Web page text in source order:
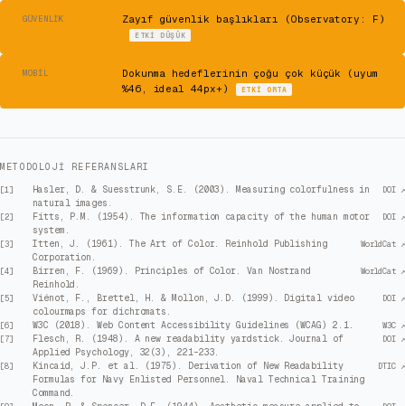
GÜVENLIK Zayıf güvenlik başlıkları (Observatory: F)
ETKI DÜŞÜK
MOBIL
Dokunma hedeflerinin çoğu çok küçük (uyum
%46, ideal 44px+)
ETKI ORTA
METODOLOJI REFERANSLARI
[1]
Hasler, D. & Suesstrunk, S.E. (2003). Measuring colorfulness in
natural images.
DOI ↗
[2]
Fitts, P.M. (1954). The information capacity of the human motor
system.
DOI ↗
[3]
Itten, J. (1961). The Art of Color. Reinhold Publishing
Corporation.
WorldCat ↗
[4]
Birren, F. (1969). Principles of Color. Van Nostrand
Reinhold.
WorldCat ↗
[5]
Viénot, F., Brettel, H. & Mollon, J.D. (1999). Digital video
colourmaps for dichromats.
DOI ↗
[6] W3C (2018). Web Content Accessibility Guidelines (WCAG) 2.1.
W3C ↗
[7]
Flesch, R. (1948). A new readability yardstick. Journal of
Applied Psychology, 32(3), 221–233.
DOI ↗
[8]
Kincaid, J.P. et al. (1975). Derivation of New Readability
Formulas for Navy Enlisted Personnel. Naval Technical Training
Command.
DTIC ↗